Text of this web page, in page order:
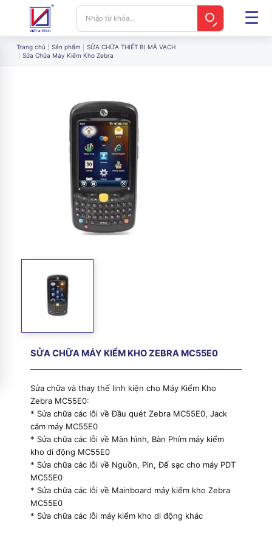
Trang chủ Sản phẩm
SỬA CHỮA THIẾT BỊ MÃ VẠCH
Sửa Chữa Máy Kiểm Kho Zebra
SỬA CHỮA MÁY KIỂM KHO ZEBRA MC55E0
Sửa chữa và thay thế linh kiện cho Máy Kiểm Kho
Zebra MC55E0:
* Sửa chữa các lỗi về Đầu quét Zebra MC55E0, Jack
cắm máy MC55E0
* Sửa chữa các lỗi về Màn hình, Bàn Phím máy kiểm
kho di động MC55E0
* Sửa chữa các lỗi về Nguồn, Pin, Đế sạc cho máy PDT
MC55E0
* Sửa chữa các lỗi về Mainboard máy kiểm kho Zebra
MC55E0
* Sửa chữa các lỗi máy kiểm kho di động khác